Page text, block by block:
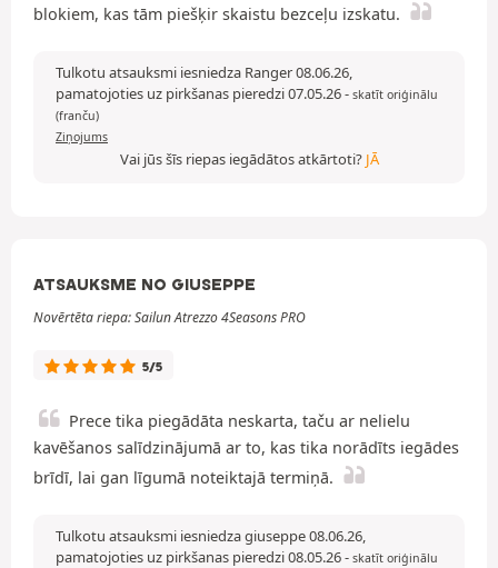
blokiem, kas tām piešķir skaistu bezceļu izskatu.
Tulkotu atsauksmi iesniedza Ranger 08.06.26,
pamatojoties uz pirkšanas pieredzi 07.05.26- skatīt oriģinālu
(franču)
Ziņojums
Vai jūs šīs riepas iegādātos atkārtoti? JĀ
ATSAUKSME NO GIUSEPPE
Novērtēta riepa: Sailun Atrezzo 4Seasons PRO
5/5
Prece tika piegādāta neskarta, taču ar nelielu
kavēšanos salīdzinājumā ar to, kas tika norādīts iegādes
brīdī, lai gan līgumā noteiktajā termiņā.
Tulkotu atsauksmi iesniedza giuseppe 08.06.26,
pamatojoties uz pirkšanas pieredzi 08.05.26- skatīt oriģinālu